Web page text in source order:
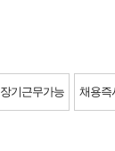
장기근무가능 채용즉